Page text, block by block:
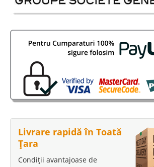
Livrare rapidă în Toată
Țara
Condiții avantajoase de